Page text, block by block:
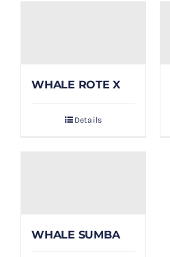
WHALE ROTE X
Details
WHALE SUMBA